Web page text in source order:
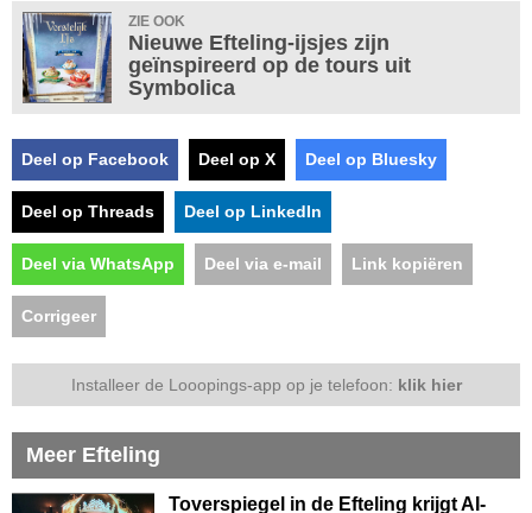
ZIE OOK
Nieuwe Efteling-ijsjes zijn
geïnspireerd op de tours uit
Symbolica
Deel op Facebook Deel op X Deel op Bluesky
Deel op Threads Deel op LinkedIn
Deel via WhatsApp Deel via e-mail Link kopiëren
Corrigeer
Installeer de Looopings-app op je telefoon: klik hier
Meer Efteling
Toverspiegel in de Efteling krijgt AI-